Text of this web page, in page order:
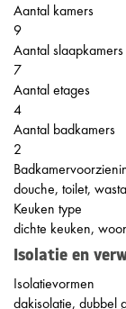
Aantal kamers
9
Aantal slaapkamers
7
Aantal etages
4
Aantal badkamers
2
douche, toilet,
Keuken type
dichte keuken,
Isolatie en
Isolatievormen
dakisolatie, dubbel